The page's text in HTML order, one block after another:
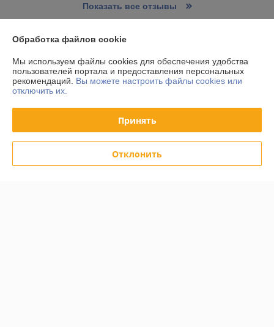
Показать все отзывы
Контакты
График работы
Полная версия сайта
Обработка файлов cookie
Мы используем файлы cookies для обеспечения удобства
пользователей портала и предоставления персональных
рекомендаций. Вы можете настроить файлы cookies или
отключить их.
Принять
Отклонить